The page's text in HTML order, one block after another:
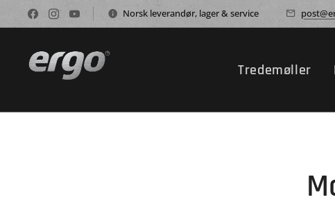
Norsk leverandør, lager & service 🇳🇴
Tredemøller